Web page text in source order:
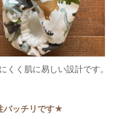
くく肌に易しい設計です。
バッチリです★